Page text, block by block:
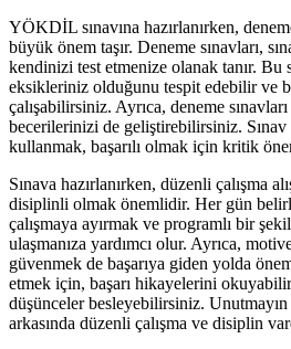
YÖKDİL sınavına hazırlanırken,
büyük önem taşır. Deneme sınavları,
kendinizi test etmenize olanak tanır. Bu
eksikleriniz olduğunu tespit edebilir ve
çalışabilirsiniz. Ayrıca, deneme
becerilerinizi de geliştirebilirsiniz. Sınav
kullanmak, başarılı olmak için kritik
Sınava hazırlanırken, düzenli çalışma
disiplinli olmak önemlidir. Her gün
çalışmaya ayırmak ve programlı bir
ulaşmanıza yardımcı olur. Ayrıca,
güvenmek de başarıya giden yolda
etmek için, başarı hikayelerini
düşünceler besleyebilirsiniz. Unutmayın
arkasında düzenli çalışma ve disiplin